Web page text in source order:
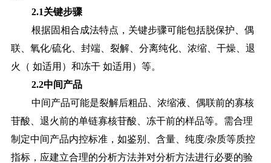
2.1关键步骤
根据固相合成法特点，关键步骤可能包括脱保护、偶
联、氧化/硫化、封端、裂解、分离纯化、浓缩、干燥、退
火（ 如适用）和冻干 如适用）等。
2.2中间产品
中间产品可能是裂解后粗品、浓缩液、偶联前的寡核
苷酸、退火前的单链寡核苷酸、冻干前的样品等。需合理
制定中间产品内控标准，如鉴别、含量、纯度/杂质等质控
指标，应建立合理的分析方法并对分析方法进行必要的验